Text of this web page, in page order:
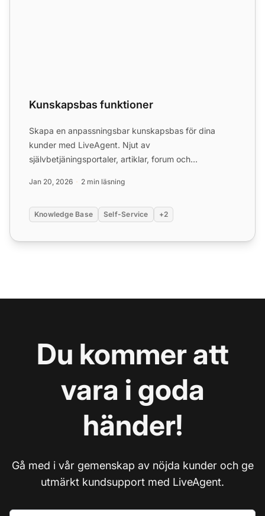
Kunskapsbas funktioner
Skapa en anpassningsbar kunskapsbas för dina
kunder med LiveAgent. Njut av
självbetjäningsportaler, artiklar, forum och
Jan 20, 2026 2 min läsning
Knowledge Base Self-Service +2
Du kommer att
vara i goda
händer!
Gå med i vår gemenskap av nöjda kunder och ge
utmärkt kundsupport med LiveAgent.